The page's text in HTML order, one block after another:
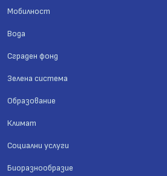
Мобилност
Вода
Сграден фонд
Зелена система
Образование
Климат
Социални услуги
Биоразнообразие